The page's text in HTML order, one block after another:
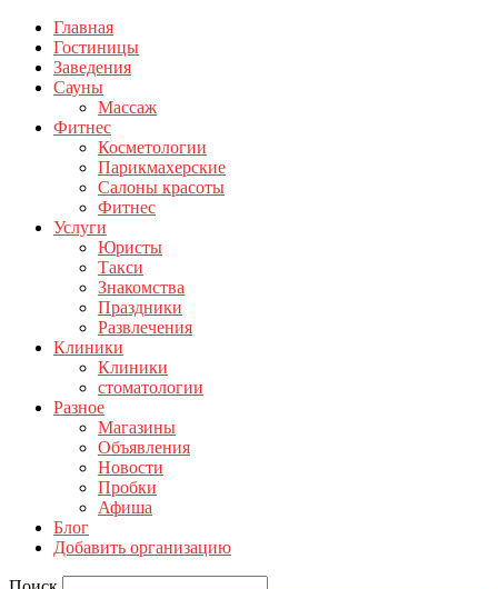
Главная
Гостиницы
Заведения
Сауны
Массаж
Фитнес
Косметологии
Парикмахерские
Салоны красоты
Фитнес
Услуги
Юристы
Такси
Знакомства
Праздники
Развлечения
Клиники
Клиники
стоматологии
Разное
Магазины
Объявления
Новости
Пробки
Афиша
Блог
Добавить организацию